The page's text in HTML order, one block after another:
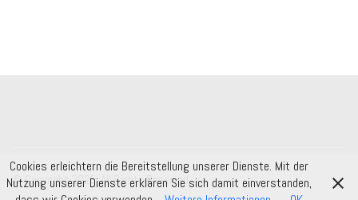
© Copyright 2025. All Rights Reserved.
Cookies erleichtern die Bereitstellung unserer Dienste. Mit der
Nutzung unserer Dienste erklären Sie sich damit einverstanden,